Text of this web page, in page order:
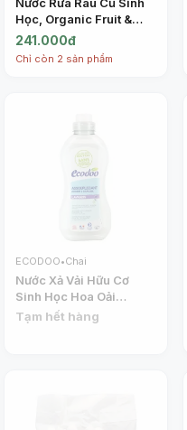
Nước Rửa Rau Củ Sinh
Học, Organic Fruit &
Vegetable Cleaner
(750ml) - ECODOO
241.000đ
Chỉ còn 2 sản phẩm
ECODOO•Chai
Nước Xả Vải Hữu Cơ
Sinh Học Hoa Oải
Hương, Assouplissant
Tạm hết hàng